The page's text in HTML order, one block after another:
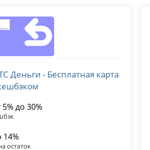
№ 2268
Деньги - Бесплатная карта
5% до 30%
14%
остаток